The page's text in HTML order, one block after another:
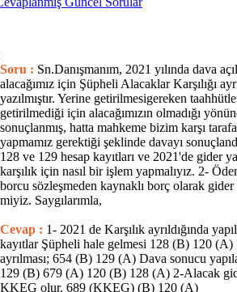
Soru : Sn.Danışmanım, 2021 yılında dava
alacağımız için Şüpheli Alacaklar Karşılığı
yazılmıştır. Yerine getirilmesigereken
getirilmediği için alacağımızın olmadığı
sonuçlanmış, hatta mahkeme bizim karşı
yapmamız gerektiği şeklinde davayı
128 ve 129 hesap kayıtları ve 2021'de gider
karşılık için nasıl bir işlem yapmalıyız. 2-
borcu sözleşmeden kaynaklı borç olarak
miyiz. Saygılarımla,
Cevap : 1- 2021 de Karşılık ayrıldığında
kayıtlar Şüpheli hale gelmesi 128 (B) 120 (A)
ayrılması; 654 (B) 129 (A) Dava sonucu
129 (B) 679 (A) 120 (B) 128 (A) 2-Alacak
KKEG olur. 689 (KKEG) (B) 120 (A)